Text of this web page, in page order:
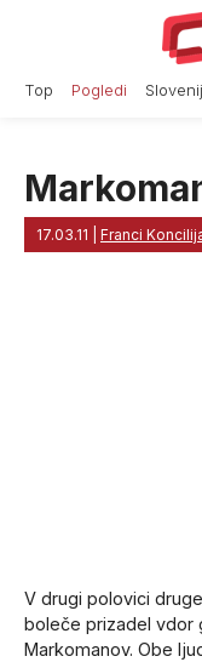
Top Pogledi
17.03.11 Franci
V drugi polovici
boleče prizadel vdor
Markomanov. Obe